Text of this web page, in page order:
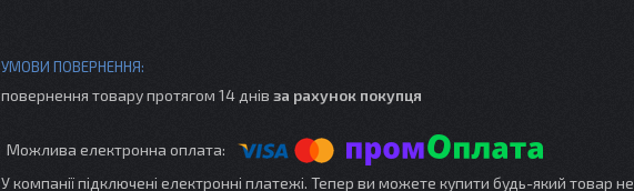
повернення товару протягом 14 днів за рахунок покупця
У компанії підключені електронні платежі. Тепер ви можете купити будь-який товар не